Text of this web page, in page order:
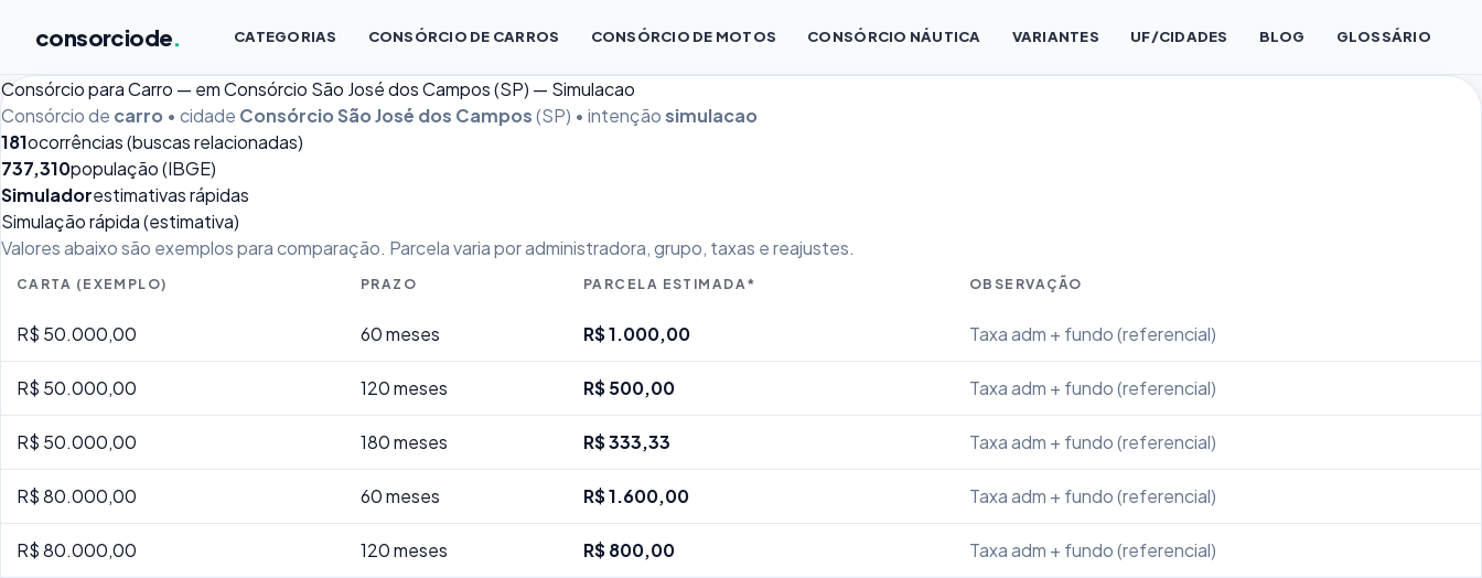
consorciode. CATEGORIAS CONSÓRCIO DE CARROS CONSÓRCIO DE MOTOS CONSÓRCIO NÁUTICA VARIANTES UF/CIDADES BLOG GLOSSÁRIO
Consórcio para Carro — em Consórcio São José dos Campos (SP) — Simulacao
Consórcio de carro • cidade Consórcio São José dos Campos(SP) • intençãosimulacao
181ocorrências (buscas relacionadas)
737,310população (IBGE)
Simuladorestimativas rápidas
Simulação rápida (estimativa)
Valores abaixo são exemplos para comparação. Parcela varia por administradora, grupo, taxas e reajustes.
CARTA (EXEMPLO) PRAZO PARCELA ESTIMADA* OBSERVAÇÃO
R$ 50.000,00 60 meses R$ 1.000,00 Taxa adm + fundo (referencial)
R$ 50.000,00 120 meses R$ 500,00 Taxa adm + fundo (referencial)
R$ 50.000,00 180 meses R$ 333,33 Taxa adm + fundo (referencial)
R$ 80.000,00 60 meses R$ 1.600,00 Taxa adm + fundo (referencial)
R$ 80.000,00 120 meses R$ 800,00 Taxa adm + fundo (referencial)